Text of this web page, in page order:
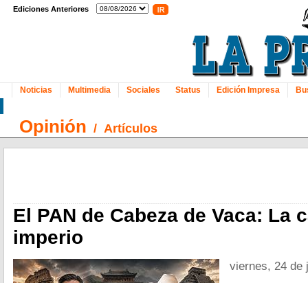
Ediciones Anteriores
Noticias Multimedia Sociales Status Edición Impresa
Opinión / Artículos
El PAN de Cabeza de Vaca: La
imperio
viernes, 24 de